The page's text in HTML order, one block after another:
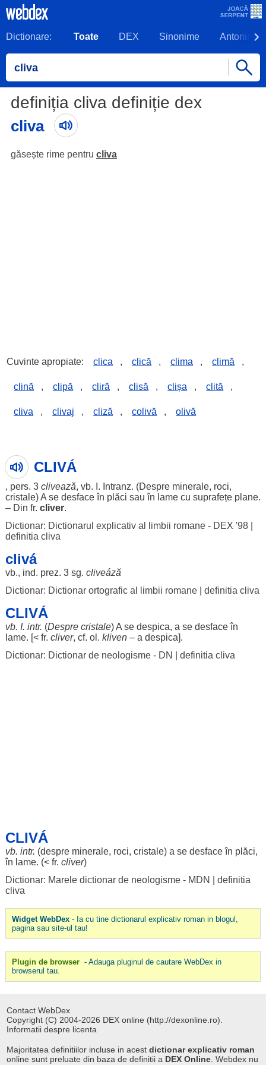
Dictionare: Toate DEX Sinonime Antonime
definiția cliva definiție dex
cliva
găsește rime pentru cliva
Cuvinte apropiate: clica , clică , clima , climă ,
clină , clipă , cliră , clisă , clișa , clită ,
cliva , clivaj , cliză , colivă , olivă
CLIVÁ
, pers. 3 clivează, vb. I. Intranz. (Despre minerale, roci,
cristale) A se desfaceîn plăci sau în lamecu suprafețe plane.
– Din fr. cliver.
Dictionar: Dictionarul explicativ al limbii romane - DEX '98|
definitia cliva
clivá
vb., ind. prez. 3 sg. cliveáză
Dictionar: Dictionar ortografic al limbii romane| definitia cliva
CLIVÁ
vb. I. intr. (Despre cristale) A se despica, a se desfaceîn
lame. [< fr. cliver, cf. ol. kliven– a despica].
Dictionar: Dictionar de neologisme - DN
definitia cliva
CLIVÁ
vb. intr. (despre minerale, roci, cristale) a se desfaceîn plăci,
în lame. (< fr. cliver)
Dictionar: Marele dictionar de neologisme - MDN
definitia
cliva
Widget WebDex- Ia cu tine dictionarul explicativ roman in blogul,
pagina sau site-ul tau!
Plugin de browser - Adauga pluginul de cautare WebDex in
browserul tau.
Contact WebDex
Copyright (C) 2004-2026 DEX online (http://dexonline.ro).
Informatii despre licenta
Majoritatea definitiilor incluse in acestdictionar explicativ roman
online sunt preluate din baza de definitii a DEX Online . Webdex nu